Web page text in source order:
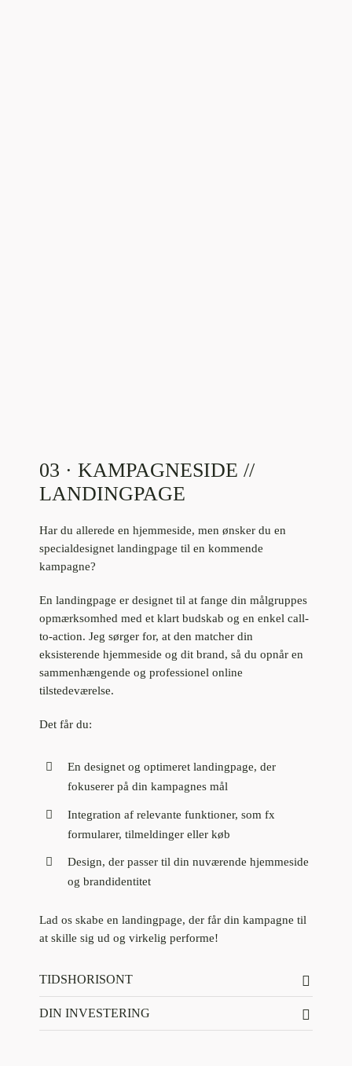
03 · KAMPAGNESIDE //
LANDINGPAGE
Har du allerede en hjemmeside, men ønsker du en
specialdesignet landingpage til en kommende
kampagne?
En landingpage er designet til at fange din målgruppes
opmærksomhed med et klart budskab og en enkel call-
to-action. Jeg sørger for, at den matcher din
eksisterende hjemmeside og dit brand, så du opnår en
sammenhængende og professionel online
tilstedeværelse.
Det får du:
En designet og optimeret landingpage, der
fokuserer på din kampagnes mål
Integration af relevante funktioner, som fx
formularer, tilmeldinger eller køb
Design, der passer til din nuværende hjemmeside
og brandidentitet
Lad os skabe en landingpage, der får din kampagne til
at skille sig ud og virkelig performe!
TIDSHORISONT
DIN INVESTERING